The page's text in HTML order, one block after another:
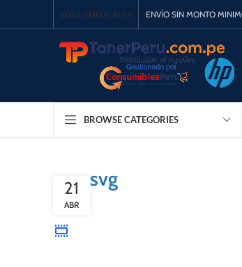
ENGLISHLOCALES ENVÍO SIN MONTO
BROWSE CATEGORIES
ram.svg
21
ABR